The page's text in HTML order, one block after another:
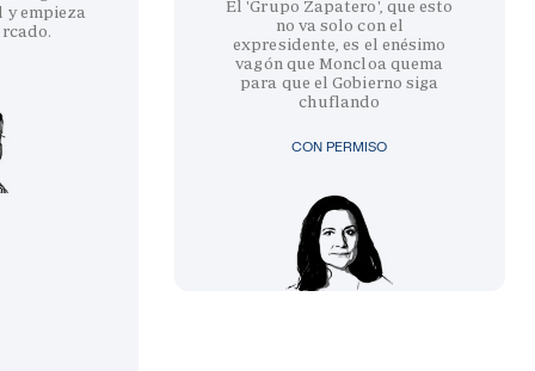
y empieza
CON PERMISO
El 'Grupo Zapatero', que esto
no va solo con el
expresidente, es el enésimo
vagón que Moncloa quema
para que el Gobierno siga
chuflando